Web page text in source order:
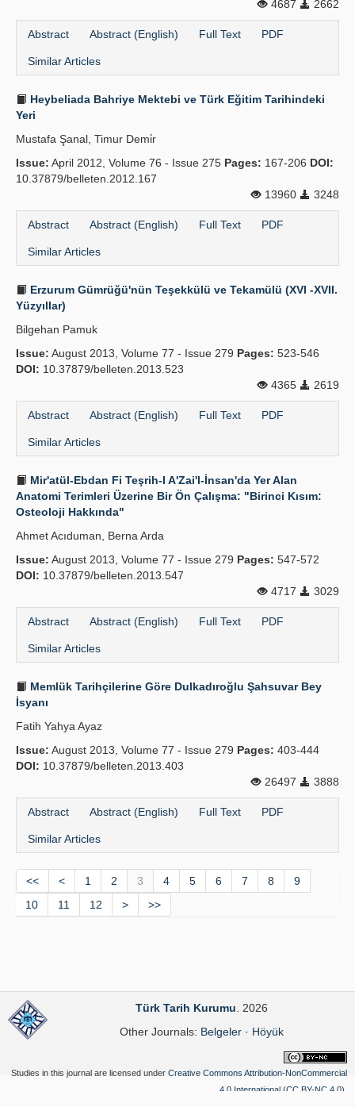
4687
2662
Abstract Abstract (English) Full Text PDF
Similar Articles
Heybeliada Bahriye Mektebi ve Türk Eğitim Tarihindeki
Yeri
Mustafa Şanal, Timur Demi̇r
Issue: April 2012, Volume 76 - Issue 275 Pages: 167-206 DOI:
10.37879/belleten.2012.167
13960
3248
Abstract Abstract (English) Full Text PDF
Similar Articles
Erzurum Gümrüğü'nün Teşekkülü ve Tekamülü (XVI -XVII.
Yüzyıllar)
Bilgehan Pamuk
Issue: August 2013, Volume 77 - Issue 279 Pages: 523-546
DOI: 10.37879/belleten.2013.523
4365
2619
Abstract Abstract (English) Full Text PDF
Similar Articles
Mir'atül-Ebdan Fi Teşrih-I A'Zai'l-İnsan'da Yer Alan
Anatomi Terimleri Üzerine Bir Ön Çalışma: "Birinci Kısım:
Osteoloji Hakkında"
Ahmet Acıduman, Berna Arda
Issue: August 2013, Volume 77 - Issue 279 Pages: 547-572
DOI: 10.37879/belleten.2013.547
4717
3029
Abstract Abstract (English) Full Text PDF
Similar Articles
Memlük Tarihçilerine Göre Dulkadır­oğlu Şahsuvar Bey
İsyanı
Fatih Yahya Ayaz
Issue: August 2013, Volume 77 - Issue 279 Pages: 403-444
DOI: 10.37879/belleten.2013.403
26497
3888
Abstract Abstract (English) Full Text PDF
Similar Articles
<< < 1 2 3 4 5 6 7 8
9
10
11 12 > >>
Türk Tarih Kurumu . 2026
Other Journals: Belgeler· Höyük
Studies in this journal are licensed under Creative Commons Attribution-NonCommercial
4.0 International (CC BY-NC 4.0)